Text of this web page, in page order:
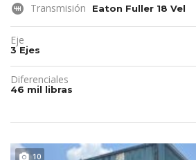
Transmisión Eaton Fuller 18 Vel
Eje
3 Ejes
Diferenciales
46 mil libras
10